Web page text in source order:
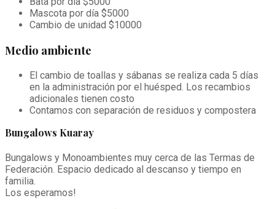
Mascota por día $5000
Cambio de unidad $10000
Medio ambiente
El cambio de toallas y sábanas se realiza cada 5 días
en la administración por el huésped. Los recambios
adicionales tienen costo
Contamos con separación de residuos y compostera
Bungalows Kuaray
Bungalows y Monoambientes muy cerca de las Termas de
Federación. Espacio dedicado al descanso y tiempo en
familia.
Los esperamos!